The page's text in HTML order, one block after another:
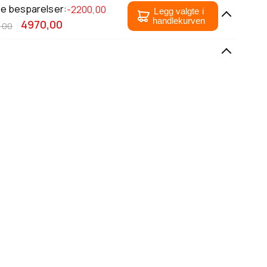
Legg valgte i
handlekurven
besparelser:-2200,00
4970,00